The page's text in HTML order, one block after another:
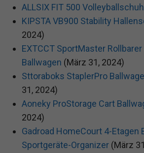
ALLSIX FIT 500
KIPSTA VB900 Stability
2024)
EXTCCT SportMaster
Ballwagen (März 31, 2024)
Sttoraboks StaplerPro
31, 2024)
Aoneky ProStorage Cart
2024)
Gadroad HomeCourt 4-Etagen
Sportgeräte-Organizer (März